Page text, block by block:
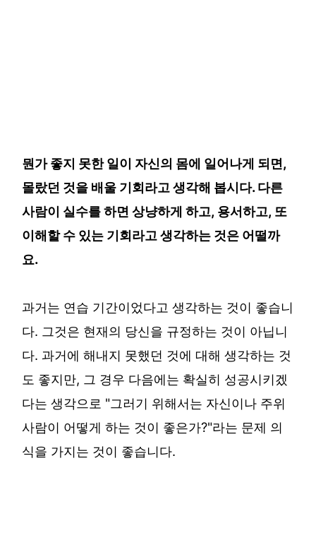
뭔가 좋지 못한 일이 자신의 몸에 일어나게 되면,
몰랐던 것을 배울 기회라고 생각해 봅시다. 다른
사람이 실수를 하면 상냥하게 하고, 용서하고, 또
이해할 수 있는 기회라고 생각하는 것은 어떨까
요.
과거는 연습 기간이었다고 생각하는 것이 좋습니
다. 그것은 현재의 당신을 규정하는 것이 아닙니
다. 과거에 해내지 못했던 것에 대해 생각하는 것
도 좋지만, 그 경우 다음에는 확실히 성공시키겠
다는 생각으로 "그러기 위해서는 자신이나 주위
사람이 어떻게 하는 것이 좋은가?"라는 문제 의
식을 가지는 것이 좋습니다.